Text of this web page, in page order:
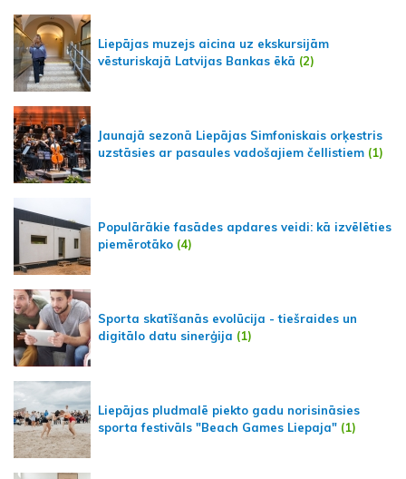
Liepājas muzejs aicina uz ekskursijām
vēsturiskajā Latvijas Bankas ēkā (2)
Jaunajā sezonā Liepājas Simfoniskais orķestris
uzstāsies ar pasaules vadošajiem čellistiem (1)
Populārākie fasādes apdares veidi: kā izvēlēties
piemērotāko (4)
Sporta skatīšanās evolūcija - tiešraides un
digitālo datu sinerģija (1)
Liepājas pludmalē piekto gadu norisināsies
sporta festivāls "Beach Games Liepaja" (1)